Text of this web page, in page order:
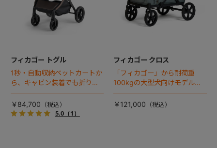
フィカゴー トグル
1秒・自動収納ペットカートか
ら、キャビン装着でも折りた
ためるモデルが登場！
￥84,700
5.0（1）
フィカゴー クロス
「フィカゴー」から耐荷重
100kgの大型犬向けモデルが
登場。
￥121,000